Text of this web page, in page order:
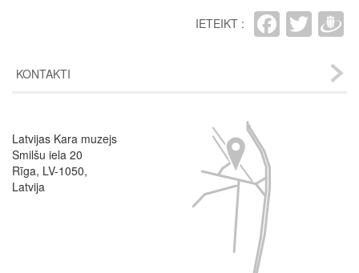
IETEIKT :
KONTAKTI
Latvijas Kara muzejs
Smilšu iela 20
Rīga, LV-1050,
Latvija